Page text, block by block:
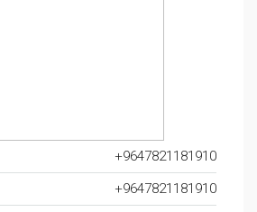
+9647821181910
+9647821181910